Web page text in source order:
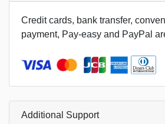
Credit cards, bank transfer,
payment, Pay-easy and PayPal
Additional Support